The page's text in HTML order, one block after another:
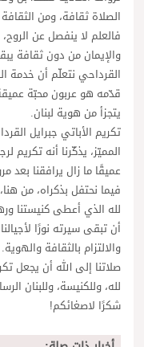
الصلاة ثقافة، ومن
فالعلم لا ينفصل عن
والإيمان من دون ثقافة
القرداحي نتعلّم أن خدمة
قدّمه هو عربون محبّة
يتجزأ من هوية لبنان.
تكريم الأباتي جبرايل
المميّز، يذكّرنا أنه
عميقًا ما زال يرافقنا بعد
فيما نحتفل بذكراه، من
لله الذي أعطى كنيستنا
أن تبقى سيرته نورًا
والالتزام بالثقافة والهوية.
صلاتنا إلى الله أن يجعل
لله، وللكنيسة، وللبنان
شكرًا لاصغائكم!